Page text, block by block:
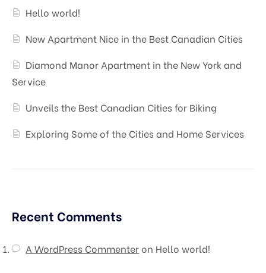
Hello world!
New Apartment Nice in the Best Canadian Cities
Diamond Manor Apartment in the New York and
Service
Unveils the Best Canadian Cities for Biking
Exploring Some of the Cities and Home Services
Recent Comments
A WordPress Commenteron Hello world!